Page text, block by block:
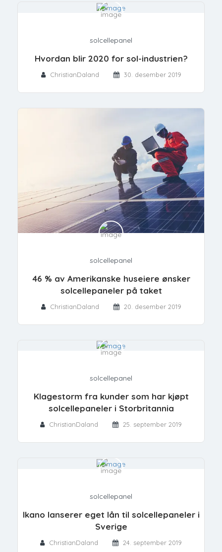
solcellepanel
Hvordan blir 2020 for sol-industrien?
ChristianDaland 30. desember 2019
solcellepanel
46 % av Amerikanske huseiere ønsker
solcellepaneler på taket
ChristianDaland 20. desember 2019
solcellepanel
Klagestorm fra kunder som har kjøpt
solcellepaneler i Storbritannia
ChristianDaland 25. september 2019
solcellepanel
Ikano lanserer eget lån til solcellepaneler i
Sverige
ChristianDaland 24. september 2019